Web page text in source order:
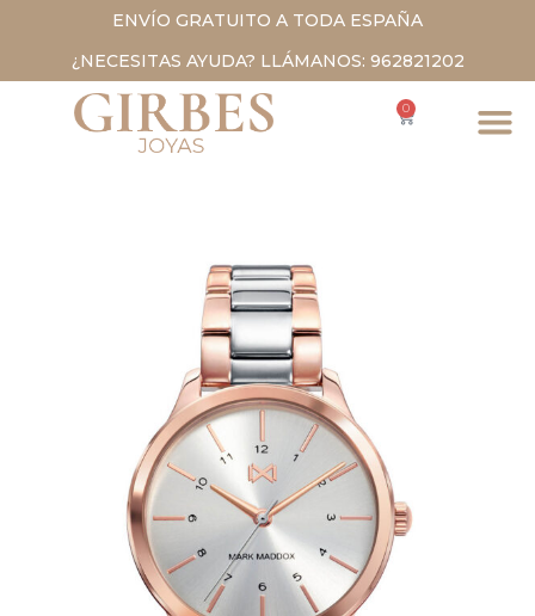
ENVÍO GRATUITO A TODA ESPAÑA
¿NECESITAS AYUDA? LLÁMANOS: 962821202
0